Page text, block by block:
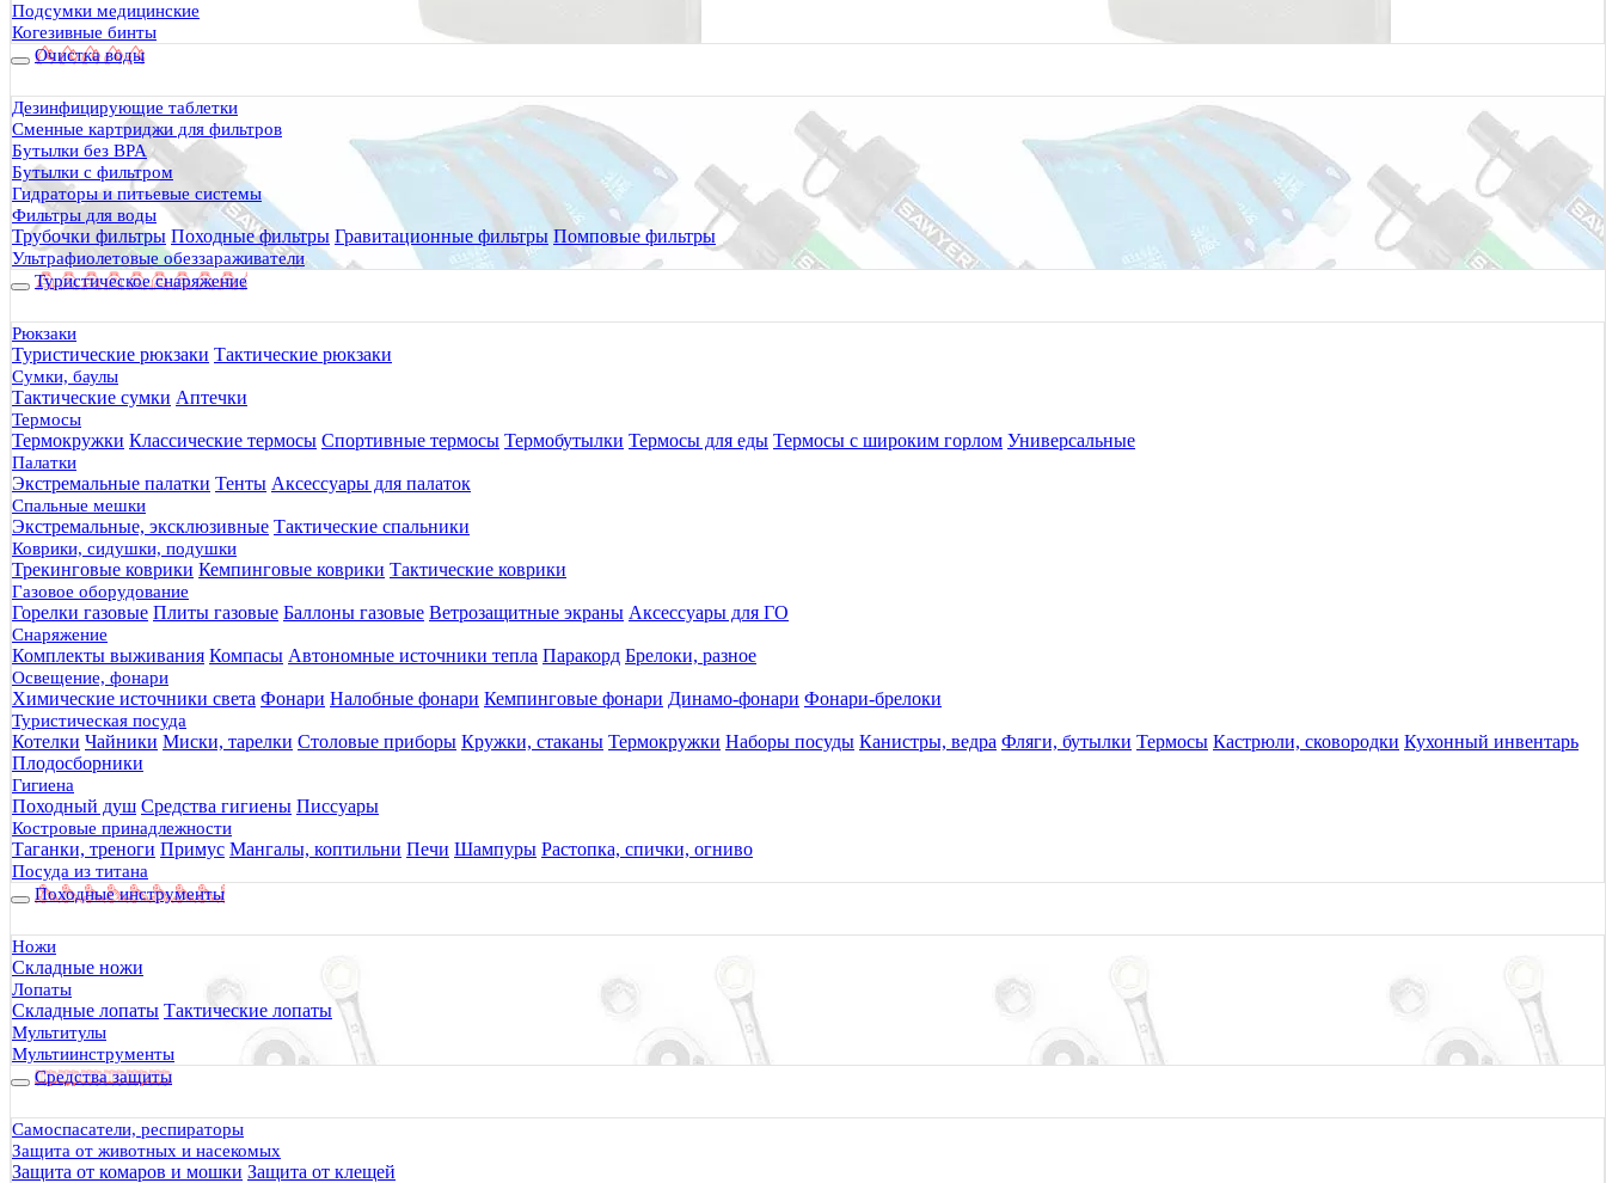
Подсумки медицинские
Когезивные бинты
Очистка воды
Дезинфицирующие таблетки
Сменные картриджи для фильтров
Бутылки без BPA
Бутылки с фильтром
Гидраторы и питьевые системы
Фильтры для воды
Трубочки фильтры Походные фильтры Гравитационные фильтры Помповые фильтры
Ультрафиолетовые обеззараживатели
Туристическое снаряжение
Рюкзаки
Туристические рюкзаки Тактические рюкзаки
Сумки, баулы
Тактические сумки Аптечки
Термосы
Термокружки Классические термосы Спортивные термосы Термобутылки Термосы для еды Термосы с широким горлом Универсальные
Палатки
Экстремальные палатки Тенты Аксессуары для палаток
Спальные мешки
Экстремальные, эксклюзивные Тактические спальники
Коврики, сидушки, подушки
Трекинговые коврики Кемпинговые коврики Тактические коврики
Газовое оборудование
Горелки газовые Плиты газовые Баллоны газовые Ветрозащитные экраны Аксессуары для ГО
Снаряжение
Комплекты выживания Компасы Автономные источники тепла Паракорд Брелоки, разное
Освещение, фонари
Химические источники света Фонари Налобные фонари Кемпинговые фонари Динамо-фонари Фонари-брелоки
Туристическая посуда
Котелки Чайники Миски, тарелки Столовые приборы Кружки, стаканы Термокружки Наборы посуды Канистры, ведра Фляги, бутылки Термосы Кастрюли, сковородки Кухонный инвентарь
Плодосборники
Гигиена
Походный душ Средства гигиены Писсуары
Костровые принадлежности
Таганки, треноги Примус Мангалы, коптильни Печи Шампуры Растопка, спички, огниво
Посуда из титана
Походные инструменты
Ножи
Складные ножи
Лопаты
Складные лопаты Тактические лопаты
Мультитулы
Мультиинструменты
Средства защиты
Самоспасатели, респираторы
Защита от животных и насекомых
Защита от комаров и мошки Защита от клещей